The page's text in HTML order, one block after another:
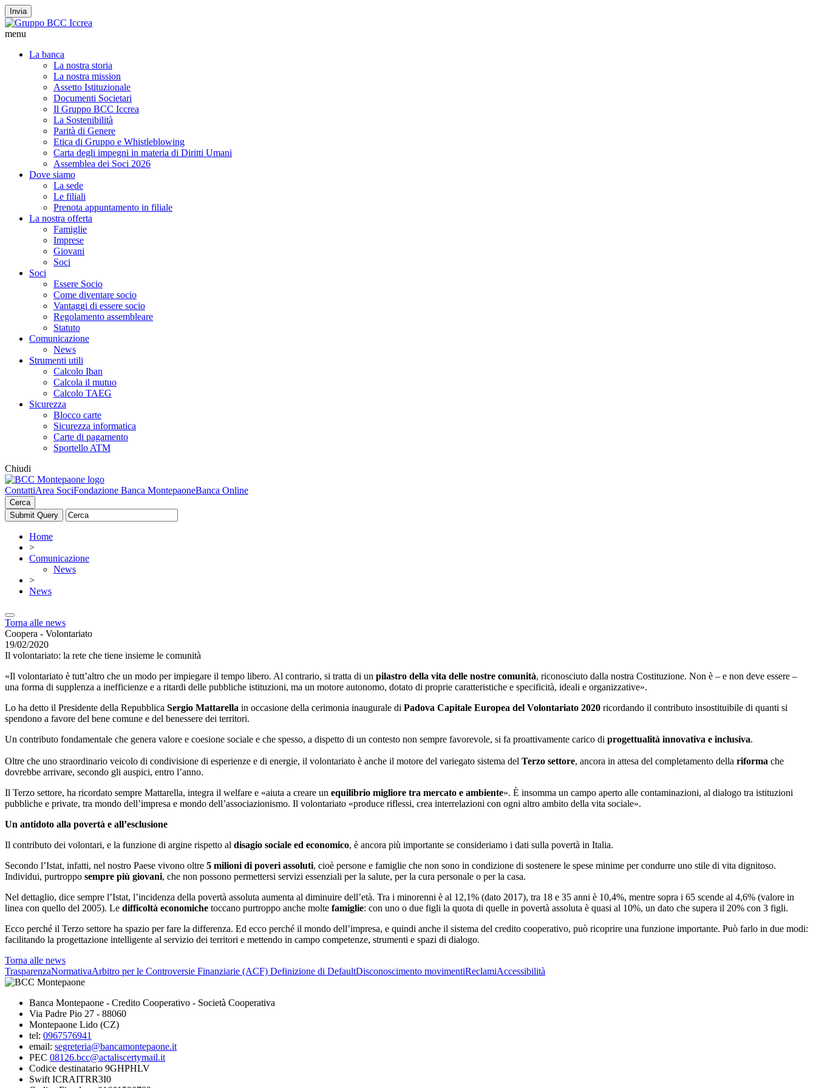
Invia
menu
La banca
La nostra storia
La nostra mission
Assetto Istituzionale
Documenti Societari
Il Gruppo BCC Iccrea
La Sostenibilità
Parità di Genere
Etica di Gruppo e Whistleblowing
Carta degli impegni in materia di Diritti Umani
Assemblea dei Soci 2026
Dove siamo
La sede
Le filiali
Prenota appuntamento in filiale
La nostra offerta
Famiglie
Imprese
Giovani
Soci
Soci
Essere Socio
Come diventare socio
Vantaggi di essere socio
Regolamento assembleare
Statuto
Comunicazione
News
Strumenti utili
Calcolo Iban
Calcola il mutuo
Calcolo TAEG
Sicurezza
Blocco carte
Sicurezza informatica
Carte di pagamento
Sportello ATM
Chiudi
ContattiArea SociFondazione Banca MontepaoneBanca Online
Cerca
Home
>
Comunicazione
News
>
News
Torna alle news
Coopera - Volontariato
19/02/2020
Il volontariato: la rete che tiene insieme le comunità
«Il volontariato è tutt’altro che un modo per impiegare il tempo libero. Al contrario, si tratta di un pilastro della vita delle nostre comunità, riconosciuto dalla nostra Costituzione. Non è – e non deve essere –
una forma di supplenza a inefficienze e a ritardi delle pubbliche istituzioni, ma un motore autonomo, dotato di proprie caratteristiche e specificità, ideali e organizzative».
Lo ha detto il Presidente della Repubblica Sergio Mattarella in occasione della cerimonia inaugurale di Padova Capitale Europea del Volontariato 2020 ricordando il contributo insostituibile di quanti si
spendono a favore del bene comune e del benessere dei territori.
Un contributo fondamentale che genera valore e coesione sociale e che spesso, a dispetto di un contesto non sempre favorevole, si fa proattivamente carico di progettualità innovativa e inclusiva.
Oltre che uno straordinario veicolo di condivisione di esperienze e di energie, il volontariato è anche il motore del variegato sistema del Terzo settore, ancora in attesa del completamento della riforma che
dovrebbe arrivare, secondo gli auspici, entro l’anno.
Il Terzo settore, ha ricordato sempre Mattarella, integra il welfare e «aiuta a creare un equilibrio migliore tra mercato e ambiente». È insomma un campo aperto alle contaminazioni, al dialogo tra istituzioni
pubbliche e private, tra mondo dell’impresa e mondo dell’associazionismo. Il volontariato «produce riflessi, crea interrelazioni con ogni altro ambito della vita sociale».
Un antidoto alla povertà e all’esclusione
Il contributo dei volontari, e la funzione di argine rispetto al disagio sociale ed economico, è ancora più importante se consideriamo i dati sulla povertà in Italia.
Secondo l’Istat, infatti, nel nostro Paese vivono oltre 5 milioni di poveri assoluti, cioè persone e famiglie che non sono in condizione di sostenere le spese minime per condurre uno stile di vita dignitoso.
Individui, purtroppo sempre più giovani, che non possono permettersi servizi essenziali per la salute, per la cura personale o per la casa.
Nel dettaglio, dice sempre l’Istat, l’incidenza della povertà assoluta aumenta al diminuire dell’età. Tra i minorenni è al 12,1% (dato 2017), tra 18 e 35 anni è 10,4%, mentre sopra i 65 scende al 4,6% (valore in
linea con quello del 2005). Le difficoltà economiche toccano purtroppo anche molte famiglie: con uno o due figli la quota di quelle in povertà assoluta è quasi al 10%, un dato che supera il 20% con 3 figli.
Ecco perché il Terzo settore ha spazio per fare la differenza. Ed ecco perché il mondo dell’impresa, e quindi anche il sistema del credito cooperativo, può ricoprire una funzione importante. Può farlo in due modi:
facilitando la progettazione intelligente al servizio dei territori e mettendo in campo competenze, strumenti e spazi di dialogo.
Torna alle news
TrasparenzaNormativaArbitro per le Controversie Finanziarie (ACF) Definizione di DefaultDisconoscimento movimentiReclamiAccessibilità
Banca Montepaone - Credito Cooperativo - Società Cooperativa
Via Padre Pio 27 - 88060
Montepaone Lido (CZ)
tel: 0967576941
email: segreteria@bancamontepaone.it
PEC 08126.bcc@actaliscertymail.it
Codice destinatario 9GHPHLV
Swift ICRAITRR3I0